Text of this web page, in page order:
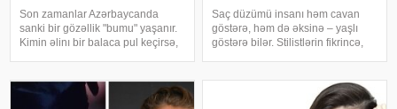
Son zamanlar Azərbaycanda
sanki bir gözəllik "bumu" yaşanır.
Kimin əlinı bir balaca pul keçirsə,
əlindən çıxdığı üçün hamı bir-
birinə bənzəyir
Saç düzümü insanı həm cavan
göstərə, həm də əksinə – yaşlı
göstərə bilər. Stilistlərin fikrincə,
təsir edə bilər. Buna görə də saç
kəsimi seçərkən diqqətli olma